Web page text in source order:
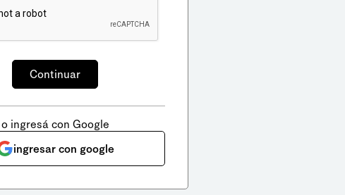
o ingresá con Google
ingresar con google